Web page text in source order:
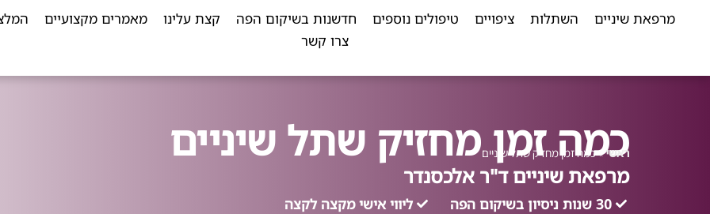
מרפאת שיניים השתלות ציפויים טיפולים נוספים חדשנות בשיקום הפה קצת עלינו מאמרים מקצועיים
צרו קשר
כמה זמן מחזיק שתל שיניים
ראשי»כמה זמן מחזיק שתל שיניים
מרפאת שיניים ד"ר אלכסנדר
30 שנות ניסיון בשיקום הפה
ליווי אישי מקצה לקצה